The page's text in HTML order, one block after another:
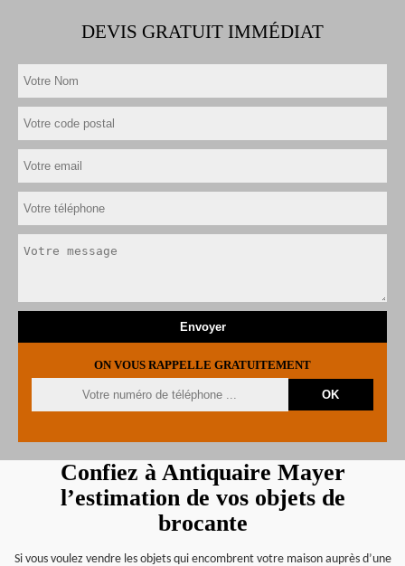
DEVIS GRATUIT IMMÉDIAT
ON VOUS RAPPELLE GRATUITEMENT
Confiez à Antiquaire Mayer
l’estimation de vos objets de
brocante
Si vous voulez vendre les objets qui encombrent votre maison auprès d’une